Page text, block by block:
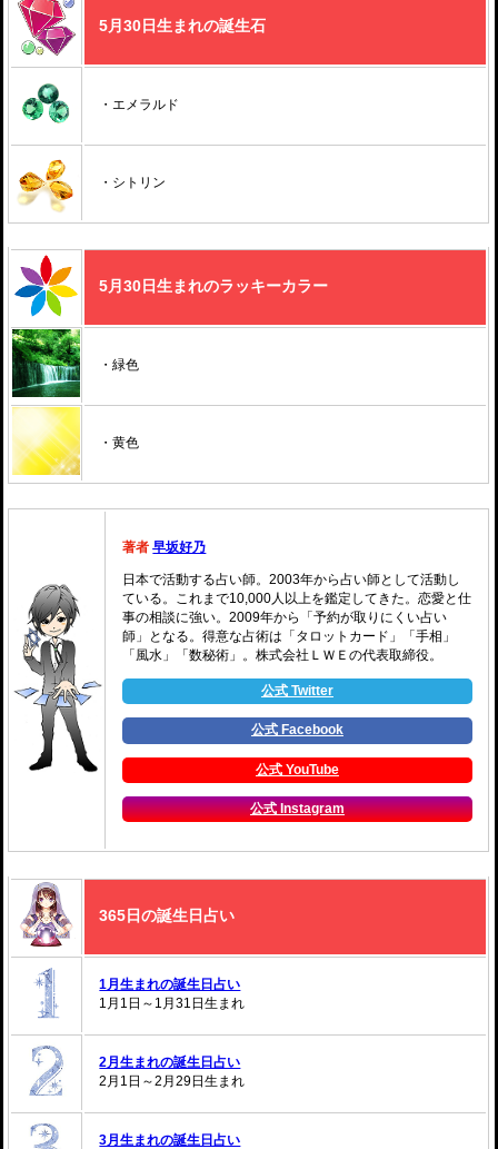
5月30日生まれの誕生石
・エメラルド
・シトリン
5月30日生まれのラッキーカラー
・緑色
・黄色
著者 早坂好乃
日本で活動する占い師。2003年から占い師として活動し
ている。これまで10,000人以上を鑑定してきた。恋愛と仕
事の相談に強い。2009年から「予約が取りにくい占い
師」となる。得意な占術は「タロットカード」「手相」
「風水」「数秘術」。株式会社ＬＷＥの代表取締役。
公式 Twitter
公式 Facebook
公式 YouTube
公式 Instagram
365日の誕生日占い
1月生まれの誕生日占い
1月1日～1月31日生まれ
2月生まれの誕生日占い
2月1日～2月29日生まれ
3月生まれの誕生日占い